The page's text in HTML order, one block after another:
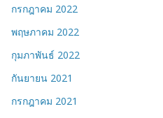
กรกฎาคม 2022
พฤษภาคม 2022
กุมภาพันธ์ 2022
กันยายน 2021
กรกฎาคม 2021